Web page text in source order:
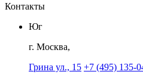
Контакты
Юг
г. Москва,
Грина ул., 15 +7 (495) 135-